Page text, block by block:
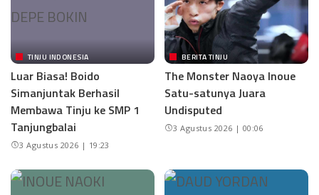
TINJU INDONESIA
Luar Biasa! Boido
Simanjuntak Berhasil
Membawa Tinju ke SMP 1
Tanjungbalai
3 Agustus 2026 | 19:23
BERITA TINJU
The Monster Naoya Inoue
Satu-satunya Juara
Undisputed
3 Agustus 2026 | 00:06